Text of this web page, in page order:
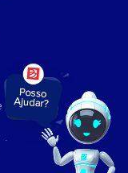
Auditoria